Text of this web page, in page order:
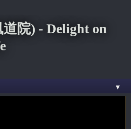
院) - Delight on
▼